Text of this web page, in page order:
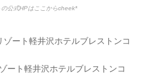
公式HPはここからcheek*
ート軽井沢ホテルブレストンコ
ート軽井沢ホテルブレストンコ